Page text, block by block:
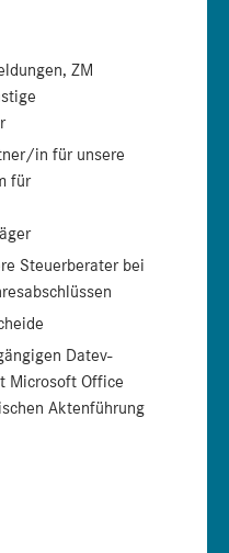
ZM
in für unsere
für
Steuerberater bei
Datev-
Microsoft Office
Aktenführung